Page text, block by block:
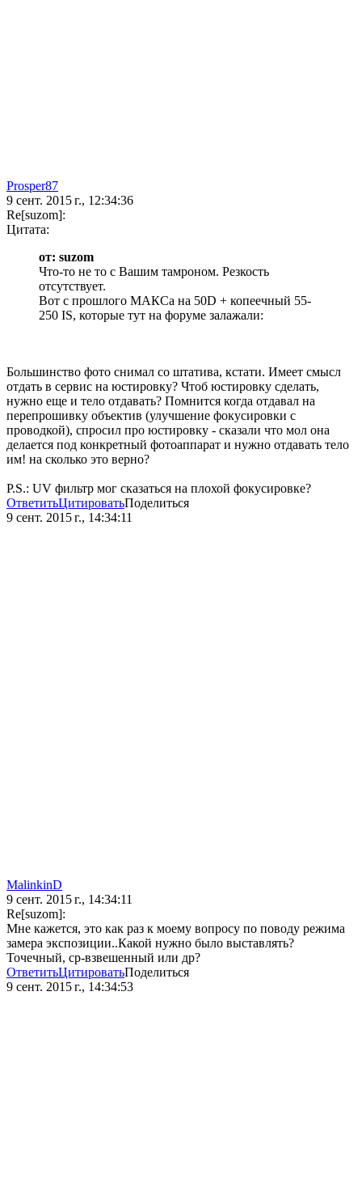
Prosper87
9 сент. 2015 г., 12:34:36
Re[suzom]:
Цитата:
от: suzom
Что-то не то с Вашим тамроном. Резкость
отсутствует.
Вот с прошлого МАКСа на 50D + копеечный 55-
250 IS, которые тут на форуме залажали:
Большинство фото снимал со штатива, кстати. Имеет смысл
отдать в сервис на юстировку? Чтоб юстировку сделать,
нужно еще и тело отдавать? Помнится когда отдавал на
перепрошивку объектив (улучшение фокусировки с
проводкой), спросил про юстировку - сказали что мол она
делается под конкретный фотоаппарат и нужно отдавать тело
им! на сколько это верно?
P.S.: UV фильтр мог сказаться на плохой фокусировке?
ОтветитьЦитироватьПоделиться
9 сент. 2015 г., 14:34:11
MalinkinD
9 сент. 2015 г., 14:34:11
Re[suzom]:
Мне кажется, это как раз к моему вопросу по поводу режима
замера экспозиции..Какой нужно было выставлять?
Точечный, ср-взвешенный или др?
ОтветитьЦитироватьПоделиться
9 сент. 2015 г., 14:34:53